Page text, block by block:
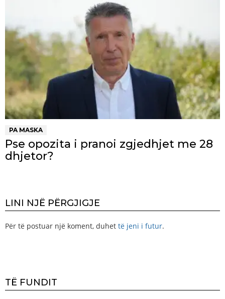
PA MASKA
Pse opozita i pranoi zgjedhjet me 28
dhjetor?
LINI NJË PËRGJIGJE
Për të postuar një koment, duhet të jeni i futur.
TË FUNDIT